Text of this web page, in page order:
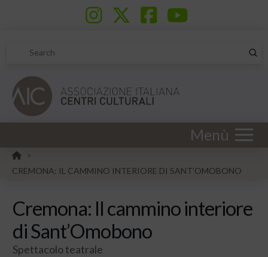
Search
Menù
HOME
>
CREMONA: IL CAMMINO INTERIORE DI SANT'OMOBONO
Cremona: Il cammino interiore
di Sant’Omobono
Spettacolo teatrale